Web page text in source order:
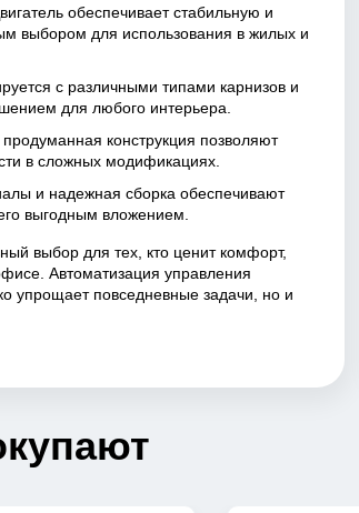
обеспечивает стабильную и
выбором для использования в жилых и
с различными типами карнизов и
для любого интерьера.
конструкция позволяют
в сложных модификациях.
и надежная сборка обеспечивают
выгодным вложением.
выбор для тех, кто ценит комфорт,
Автоматизация управления
упрощает повседневные задачи, но и